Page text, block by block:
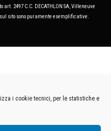
i cookie tecnici, per le statistiche e
art. 2497 C.C. DECATHLON SA, Villeneuve
sito sono puramente esemplificative.